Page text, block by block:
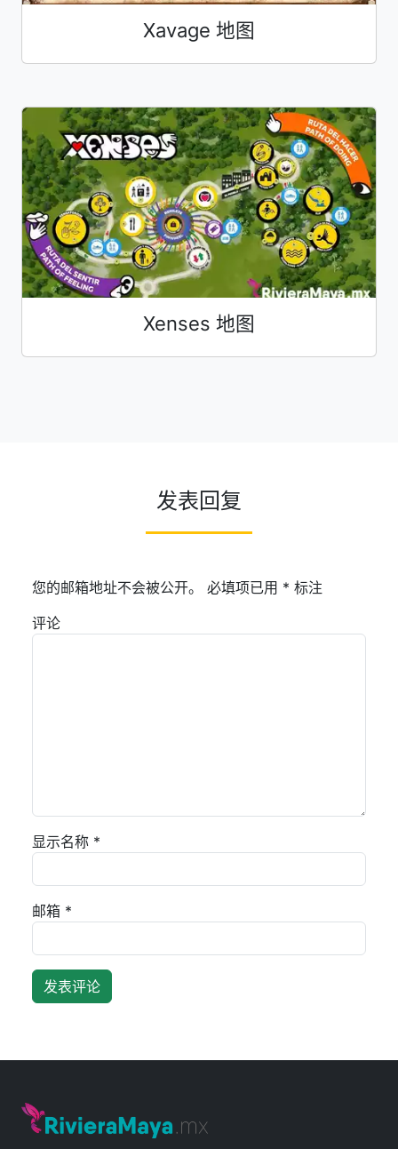
Xavage 地图
Xenses 地图
发表回复
您的邮箱地址不会被公开。 必填项已用 * 标注
评论
显示名称 *
邮箱 *